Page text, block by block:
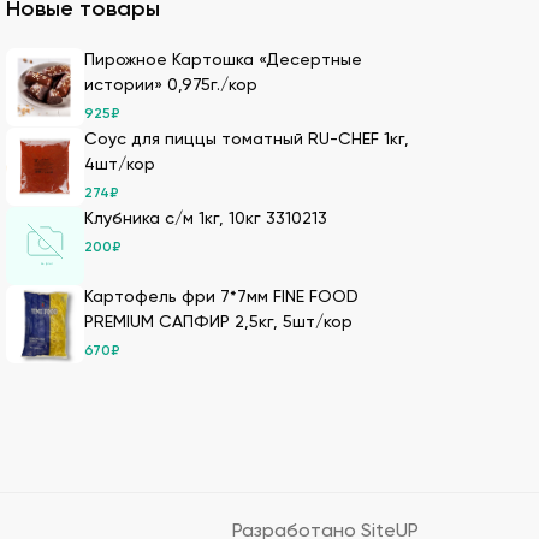
оптовой партией в нашей компании.
20-летний опыт в этой сфере, поэтому
Мы дорожим репутацией и заботимся о
продукции.
здесь можно сделать онлайн-заказ –
с оптимальными условиями хранения –
и помогают формировать
Новые товары
Пирожное Картошка «Десертные
истории» 0,975г./кор
925₽
Соус для пиццы томатный RU-CHEF 1кг,
4шт/кор
274₽
Клубника с/м 1кг, 10кг 3310213
200₽
Картофель фри 7*7мм FINE FOOD
PREMIUM САПФИР 2,5кг, 5шт/кор
670₽
Разработано SiteUP